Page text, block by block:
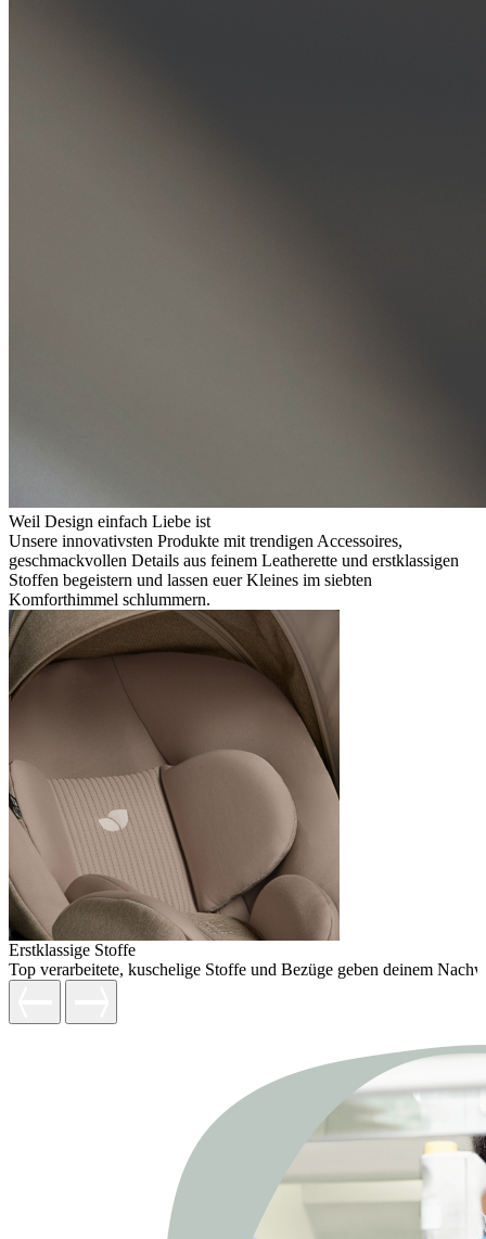
Weil Design einfach Liebe ist
Unsere innovativsten Produkte mit trendigen Accessoires,
geschmackvollen Details aus feinem Leatherette und erstklassigen
Stoffen begeistern und lassen euer Kleines im siebten
Komforthimmel schlummern.
Erstklassige Stoffe
Top verarbeitete, kuschelige Stoffe und Bezüge geben deinem